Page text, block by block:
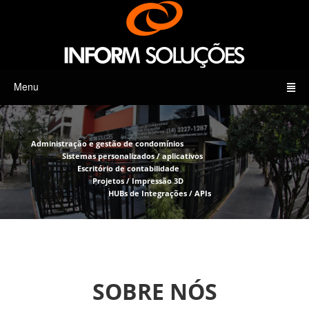
Menu
Administração e gestão de condomínios
Sistemas personalizados / aplicativos
Escritório de contabilidade
Projetos / Impressão 3D
HUBs de Integrações / APIs
SOBRE NÓS